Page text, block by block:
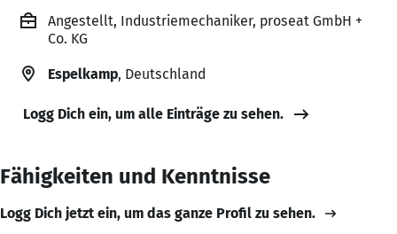
Angestellt, Industriemechaniker, proseat GmbH +
Co. KG
Espelkamp, Deutschland
Logg Dich ein, um alle Einträge zu sehen.
Fähigkeiten und Kenntnisse
Logg Dich jetzt ein, um das ganze Profil zu sehen.